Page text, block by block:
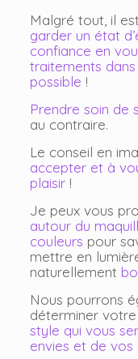
Malgré tout, il
garder un état
confiance en
traitements
possible !
Prendre soin de
au contraire.
Le conseil en
accepter et à
plaisir!
Je peux vous
autour du
couleurs pour
mettre en
naturellement
Nous pourrons
déterminer
style qui vous
envies et de vos